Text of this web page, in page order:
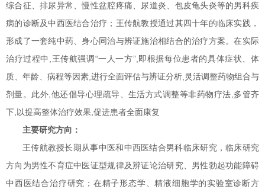
综合征、排尿异常、慢性盆腔疼痛、尿道炎、包皮龟头炎等的男科疾
病的诊断及中西医结合治疗；王传航教授通过其四十年的临床实践，
形成了一套纯中药、身心同治与辨证施治相结合的治疗方案。在实际
治疗过程中,王传航强调“一人一方”,即根据每位患者的具体症状、体
质、年龄、病程等因素,进行全面评估与辨证分析,灵活调整药物组合与
剂量。此外,他还倡导心理疏导、生活方式调整等非药物疗法,多管齐
下,以提高整体治疗效果,促进患者全面康复
主要研究方向：
王传航教授长期从事中医和中西医结合男科临床研究，临床研究
方向为男性不育症中医证型规律及辨证论治研究、男性勃起功能障碍
中西医结合治疗研究；在精子形态学、精液细胞学的实验室诊断方